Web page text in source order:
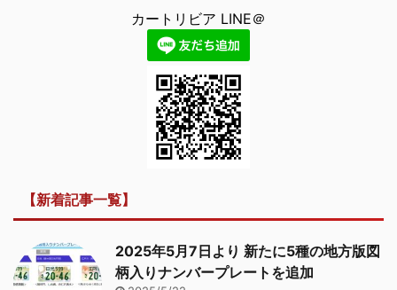
カートリビア LINE＠
【新着記事一覧】
2025年5月7日より 新たに5種の地方版図
柄入りナンバープレートを追加